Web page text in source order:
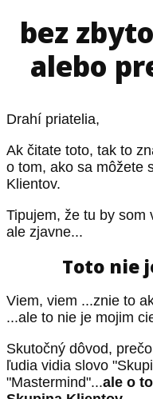
bez
alebo
Drahí priatelia,
Ak čitate toto, tak to
o tom, ako sa môžete
Klientov.
Tipujem, že tu by som
ale zjavne...
Toto nie
Viem, viem ...znie to
...ale to nie je mojim
Skutočný dôvod,
ľudia vidia slovo
"Mastermind"...ale o